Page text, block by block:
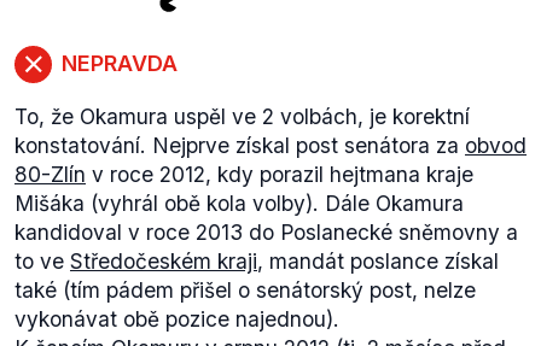
hejtmanů a obecně k inspiraci Švýcarským
modelem.
Okamurův postoj k přímé demokracii je nekriticky
kladný, postaven na ní byl program jeho
kandidatury do Senátu, do Poslanecké sněmovny
(název hnutí úsvit přímé demokracie Tomio
Okamury) i jehonové strany.
16.3. - Kladno
16.3. - Kutná Hora
6.2. - Praha
4.2. - Vlašim
4.2. - Benešov
3.2. - Karlovy Vary
3.2. - Cheb
2.2. - Králíky
2.2. - Žamberk
NEPRAVDA
To, že Okamura uspěl ve 2 volbách, je korektní
konstatování. Nejprve získal post senátora za obvod
80-Zlín v roce 2012, kdy porazil hejtmana kraje
Mišáka (vyhrál obě kola volby). Dále Okamura
kandidoval v roce 2013 do Poslanecké sněmovny a
to ve Středočeském kraji, mandát poslance získal
také (tím pádem přišel o senátorský post, nelze
vykonávat obě pozice najednou).